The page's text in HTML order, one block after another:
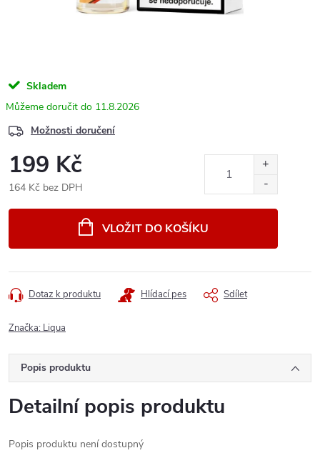
Skladem
11.8.2026
Možnosti doručení
199 Kč
164 Kč bez DPH
VLOŽIT DO KOŠÍKU
Dotaz k produktu Hlídací pes Sdílet
Značka: Liqua
Popis produktu
Detailní popis produktu
Popis produktu není dostupný